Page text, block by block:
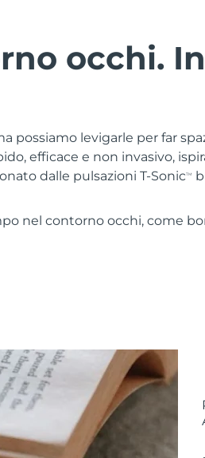
occhi. In
possiamo levigarle per far
efficace e non invasivo,
dalle pulsazioni T-SonicTM
nel contorno occhi, come